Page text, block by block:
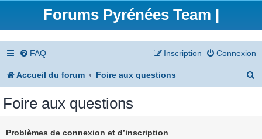
Forums Pyrénées Team |
FAQ Connexion
Inscription
Accueil du forum Foire aux questions
Foire aux questions
Problèmes de connexion et d’inscription